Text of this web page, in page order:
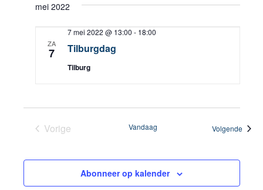
eenmei 2022
ZA
7 Tilburgdag
7 mei 2022 @ 13:00 - 18:00
Tilburg
Vorige
Vandaag Volgende
Abonneer op kalender